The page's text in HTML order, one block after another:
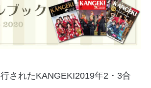
されたKANGEKI2019年2・3合